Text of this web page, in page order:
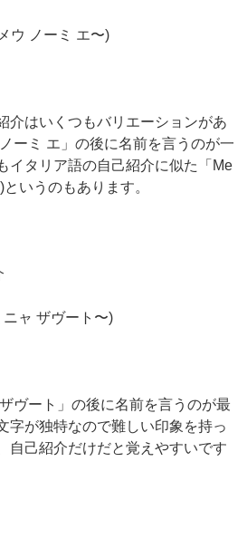
ウ ノーミ エ〜)
介はいくつもバリエーションがあ
ーミ エ」の後に名前を言うのが一
イタリア語の自己紹介に似た「Me
いうのもあります。
ニャ ザヴート〜)
ヴート」の後に名前を言うのが最
字が独特なので難しい印象を持っ
自己紹介だけだと覚えやすいです